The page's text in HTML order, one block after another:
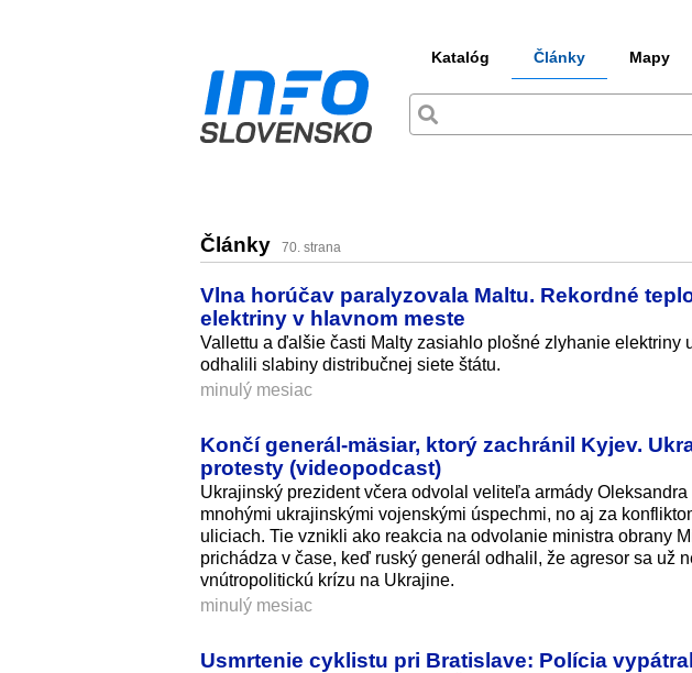
Katalóg Články Mapy
Články 70. strana
Vlna horúčav paralyzovala Maltu. Rekordné
elektriny v hlavnom meste
Vallettu a ďalšie časti Malty zasiahlo plošné zlyhanie elektriny
odhalili slabiny distribučnej siete štátu.
minulý mesiac
Končí generál-mäsiar, ktorý zachránil Kyjev.
protesty (videopodcast)
Ukrajinský prezident včera odvolal veliteľa armády
mnohými ukrajinskými vojenskými úspechmi, no aj za
uliciach. Tie vznikli ako reakcia na odvolanie ministra obrany
prichádza v čase, keď ruský generál odhalil, že agresor sa už
vnútropolitickú krízu na Ukrajine.
minulý mesiac
Usmrtenie cyklistu pri Bratislave: Polícia